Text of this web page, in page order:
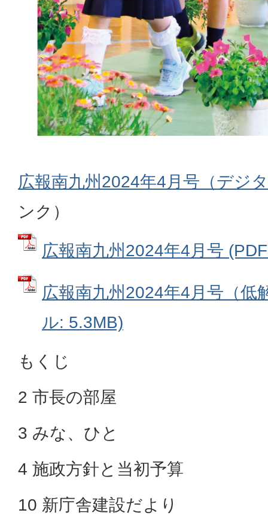
広報南九州2024年4月号（デジ
ンク）
広報南九州2024年4月号
広報南九州2024年4月号（低
ル: 5.3MB)
もくじ
2 市長の部屋
3 みな、ひと
4 施政方針と当初予算
10 新庁舎建設だより